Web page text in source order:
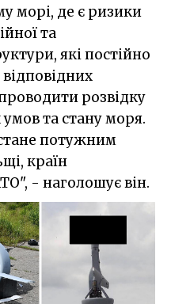
морі, де є ризики
та
які постійно
розвідку
та стану моря.
потужним
країн
- наголошує він.